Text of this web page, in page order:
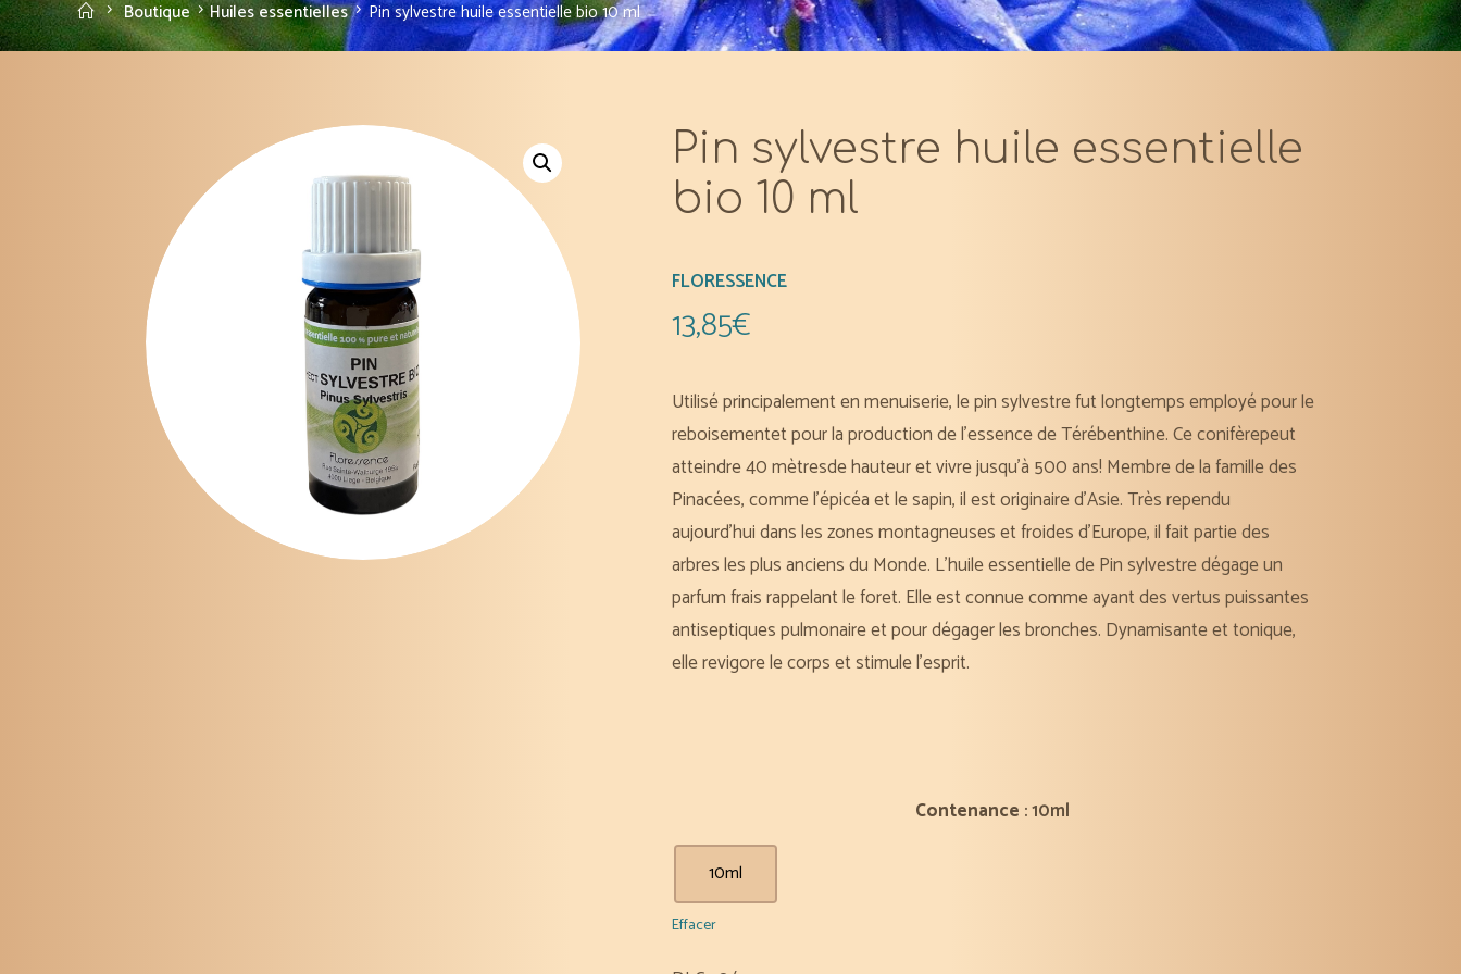
AccueilBoutique Huiles essentielles Pin sylvestre huile essentielle bio 10 ml
Pin sylvestre huile essentielle
bio 10 ml
FLORESSENCE
13,85€
Utilisé principalement en menuiserie, le pin sylvestre fut longtemps employé pour le
reboisementet pour la production de l’essence de Térébenthine. Ce conifèrepeut
atteindre 40 mètresde hauteur et vivre jusqu’à 500 ans! Membre de la famille des
Pinacées, comme l’épicéa et le sapin, il est originaire d’Asie. Très rependu
aujourd’hui dans les zones montagneuses et froides d’Europe, il fait partie des
arbres les plus anciens du Monde. L’huile essentielle de Pin sylvestre dégage un
parfum frais rappelant le foret. Elle est connue comme ayant des vertus puissantes
antiseptiques pulmonaire et pour dégager les bronches. Dynamisante et tonique,
elle revigore le corps et stimule l’esprit.
Contenance : 10ml
10ml
Effacer